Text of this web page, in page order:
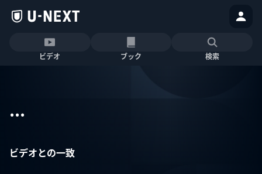
ビデオ ブック 検索
...
ビデオとの一致